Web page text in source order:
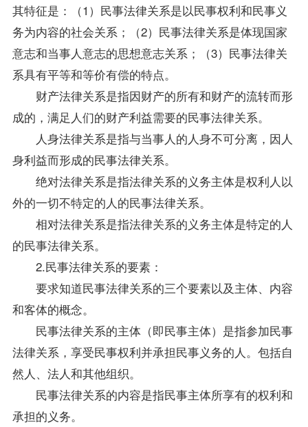
其特征是：（1）民事法律关系是以民事权利和民事义
务为内容的社会关系；（2）民事法律关系是体现国家
意志和当事人意志的思想意志关系；（3）民事法律关
系具有平等和等价有偿的特点。
财产法律关系是指因财产的所有和财产的流转而形
成的，满足人们的财产利益需要的民事法律关系。
人身法律关系是指与当事人的人身不可分离，因人
身利益而形成的民事法律关系。
绝对法律关系是指法律关系的义务主体是权利人以
外的一切不特定的人的民事法律关系。
相对法律关系是指法律关系的义务主体是特定的人
的民事法律关系。
2.民事法律关系的要素：
要求知道民事法律关系的三个要素以及主体、内容
和客体的概念。
民事法律关系的主体（即民事主体）是指参加民事
法律关系，享受民事权利并承担民事义务的人。包括自
然人、法人和其他组织。
民事法律关系的内容是指民事主体所享有的权利和
承担的义务。